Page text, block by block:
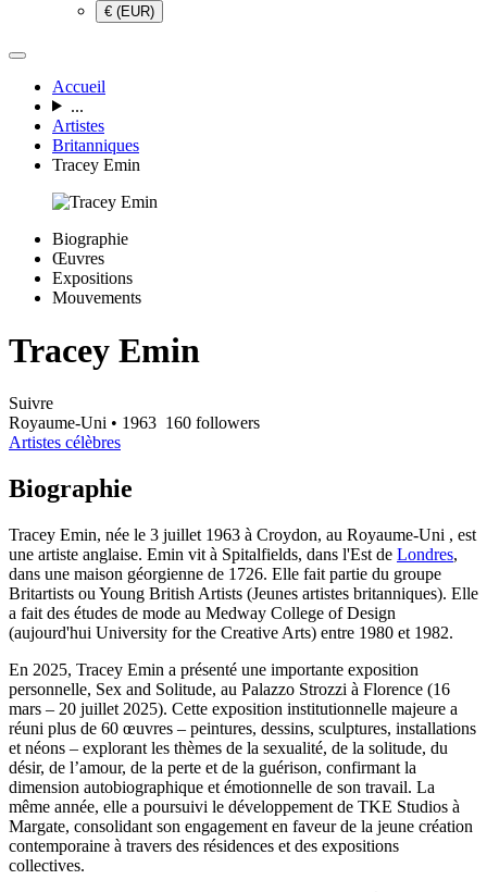
€ (EUR)
Accueil
...
Artistes
Britanniques
Tracey Emin
Biographie
Œuvres
Expositions
Mouvements
Tracey Emin
Suivre
Royaume-Uni • 1963 160 followers
Artistes célèbres
Biographie
Tracey Emin, née le 3 juillet 1963 à Croydon, au Royaume-Uni , est
une artiste anglaise. Emin vit à Spitalfields, dans l'Est de Londres,
dans une maison géorgienne de 1726. Elle fait partie du groupe
Britartists ou Young British Artists (Jeunes artistes britanniques). Elle
a fait des études de mode au Medway College of Design
(aujourd'hui University for the Creative Arts) entre 1980 et 1982.
En 2025, Tracey Emin a présenté une importante exposition
personnelle, Sex and Solitude, au Palazzo Strozzi à Florence (16
mars – 20 juillet 2025). Cette exposition institutionnelle majeure a
réuni plus de 60 œuvres – peintures, dessins, sculptures, installations
et néons – explorant les thèmes de la sexualité, de la solitude, du
désir, de l’amour, de la perte et de la guérison, confirmant la
dimension autobiographique et émotionnelle de son travail. La
même année, elle a poursuivi le développement de TKE Studios à
Margate, consolidant son engagement en faveur de la jeune création
contemporaine à travers des résidences et des expositions
collectives.